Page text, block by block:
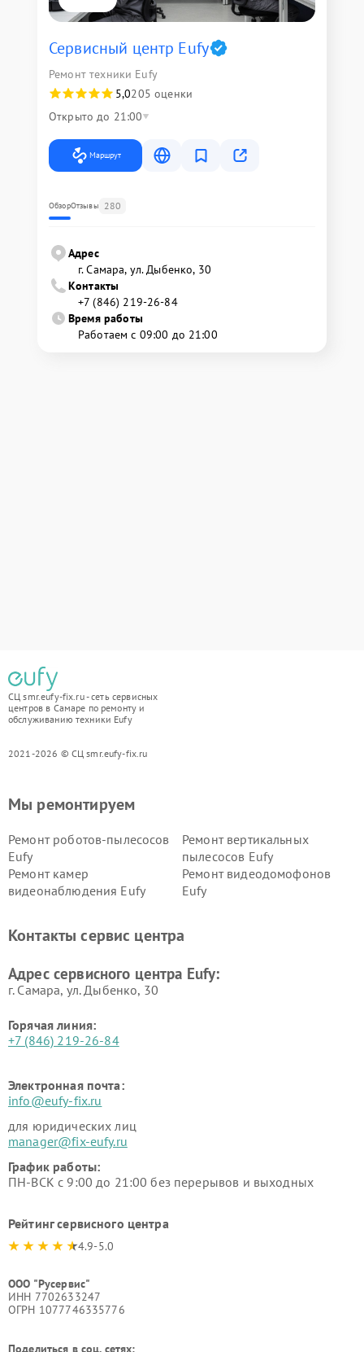
Сервисный центр Eufy
Ремонт техники Eufy
5,0205 оценки
Открыто до 21:00
Маршрут
ОбзорОтзывы 280
Адрес
г. Самара, ул. Дыбенко, 30
Контакты
+7 (846) 219-26-84
Время работы
Работаем с 09:00 до 21:00
СЦ smr.eufy-fix.ru - сеть сервисных
центров в Самаре по ремонту и
обслуживанию техники Eufy
2021-2026 © СЦ smr.eufy-fix.ru
Мы ремонтируем
Ремонт роботов-пылесосов
Eufy
Ремонт вертикальных
пылесосов Eufy
Ремонт камер
видеонаблюдения Eufy
Ремонт видеодомофонов
Eufy
Контакты сервис центра
Адрес сервисного центра Eufy:
г. Самара, ул. Дыбенко, 30
Горячая линия:
+7 (846) 219-26-84
Электронная почта:
info@eufy-fix.ru
для юридических лиц
manager@fix-eufy.ru
График работы:
ПН-ВСК с 9:00 до 21:00 без перерывов и выходных
Рейтинг сервисного центра
4.9-5.0
ООО "Русервис"
ИНН 7702633247
ОГРН 1077746335776
Поделиться в соц. сетях: